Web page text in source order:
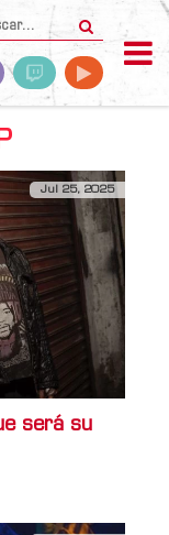
Jul 25, 2025
será su